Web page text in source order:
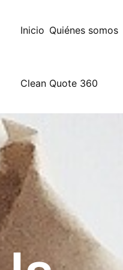
Inicio Quiénes somos
Clean Quote 360